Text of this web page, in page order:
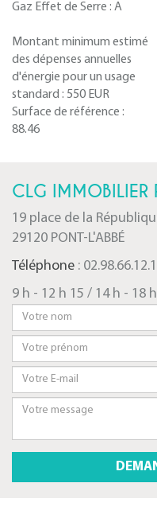
Gaz Effet de Serre : A
Montant minimum estimé
des dépenses annuelles
d'énergie pour un usage
standard : 550 EUR
Surface de référence :
88.46
CLG IMMOBILIER
19 place de la
29120 PONT-L'ABBÉ
Téléphone :
9 h - 12 h 15 / 14 h - 18